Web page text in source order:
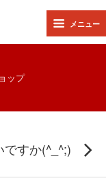
メニュー
ップ
すか(^_^;)